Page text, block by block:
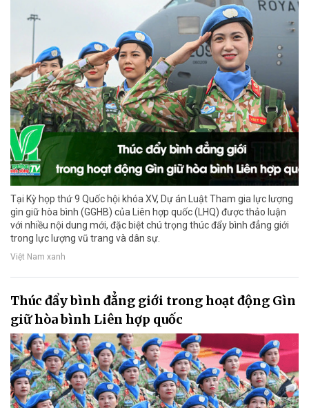
Tại Kỳ họp thứ 9 Quốc hội khóa XV, Dự án Luật Tham gia lực lượng
gìn giữ hòa bình (GGHB) của Liên hợp quốc (LHQ) được thảo luận
với nhiều nội dung mới, đặc biệt chú trọng thúc đẩy bình đẳng giới
trong lực lượng vũ trang và dân sự.
Việt Nam xanh
Thúc đẩy bình đẳng giới trong hoạt động Gìn
giữ hòa bình Liên hợp quốc